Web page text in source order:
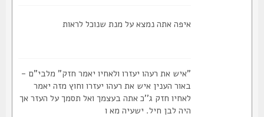
איפה אתה נמצא על מנת שנוכל לראות
"איש את רעהו יעזרו ולאחיו יאמר חזק" מלבי"ם -
באור הענין איש את רעהו יעזרו וחוץ מזה יאמר
לאחיו חזק ג''כ אתה בעצמך ואל תסמך על העזר אך
היה לבן חיל. ישעיה מא ו